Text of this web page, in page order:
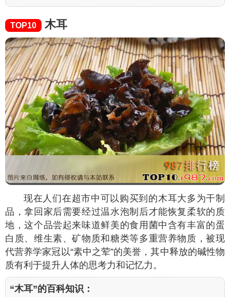
TOP10 木耳
现在人们在超市中可以购买到的木耳大多为干制
品，拿回家后需要经过温水泡制后才能恢复柔软的质
地，这个品尝起来味道鲜美的食用菌中含有丰富的蛋
白质、维生素、矿物质和糖类等多重营养物质，被现
代营养学家冠以“素中之荤”的美誉，其中释放的碱性物
质有利于提升人体的思考力和记忆力。
“木耳”的百科知识：